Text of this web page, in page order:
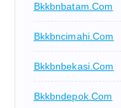
Bkkbnbatam.com
Bkkbncimahi.com
Bkkbnbekasi.com
Bkkbndepok.com